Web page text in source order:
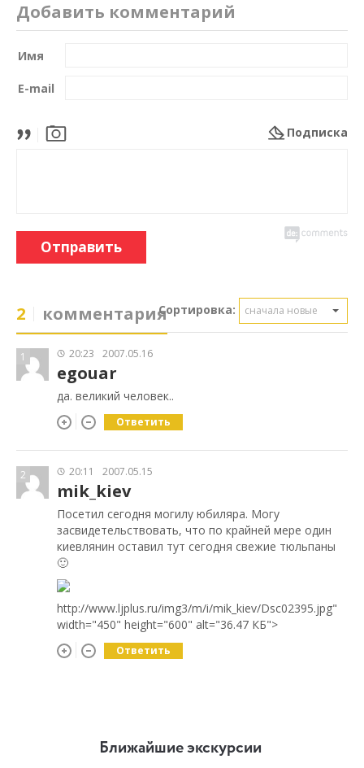
Добавить комментарий
Имя
E-mail
Подписка
Отправить
2 комментарияСортировка: сначала новые
1 20:23 2007.05.16
egouar
да. великий человек..
Ответить
2 20:11 2007.05.15
mik_kiev
Посетил сегодня могилу юбиляра. Могу
засвидетельствовать, что по крайней мере один
киевлянин оставил тут сегодня свежие тюльпаны
🙂
http://www.ljplus.ru/img3/m/i/mik_kiev/Dsc02395.jpg"
width="450" height="600" alt="36.47 КБ">
Ответить
Ближайшие экскурсии